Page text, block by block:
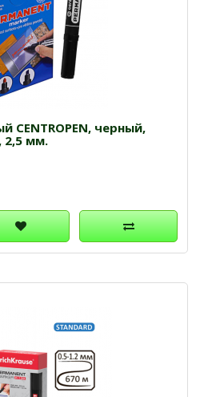
CENTROPEN, черный,
2,5 мм.